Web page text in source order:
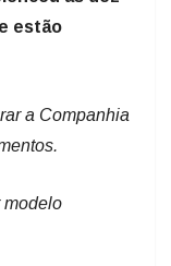
estão
a Companhia
modelo